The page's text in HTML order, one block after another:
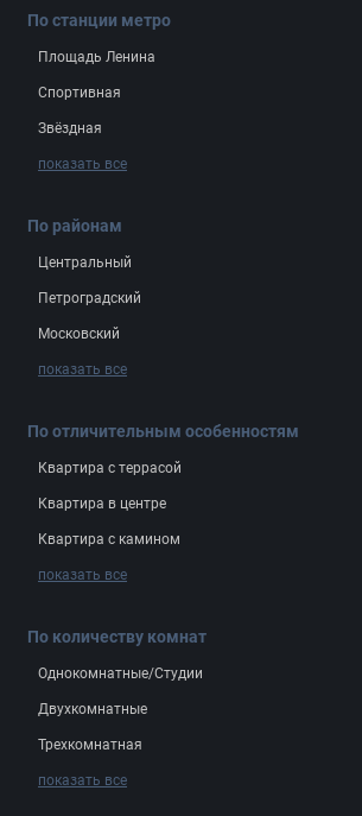
По станции метро
Площадь Ленина
Спортивная
Звёздная
показать все
По районам
Центральный
Петроградский
Московский
показать все
По отличительным особенностям
Квартира с террасой
Квартира в центре
Квартира с камином
показать все
По количеству комнат
Однокомнатные/Студии
Двухкомнатные
Трехкомнатная
показать все